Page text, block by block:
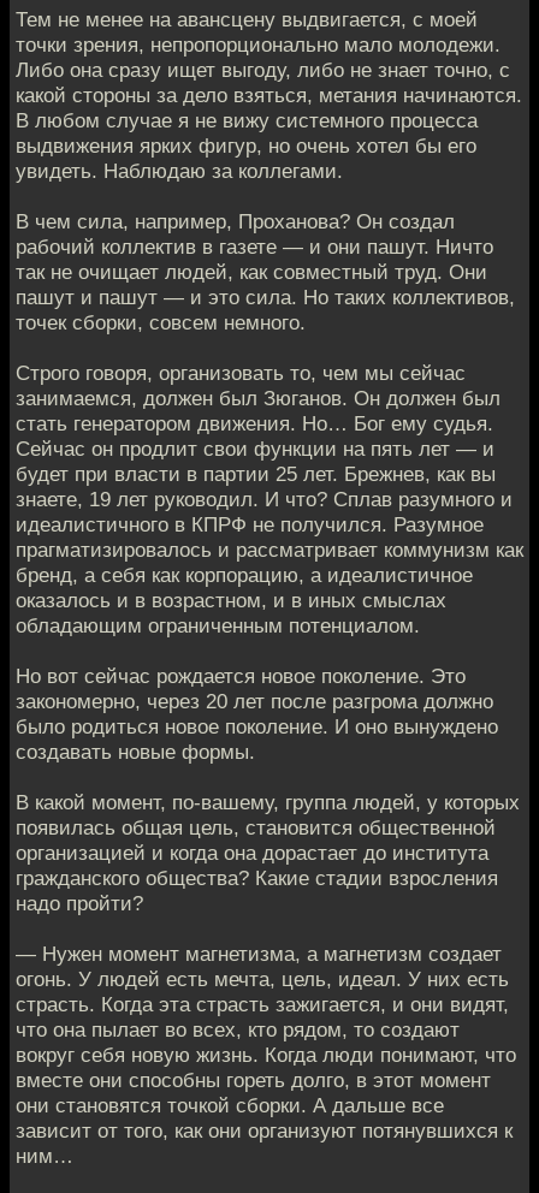
Тем не менее на авансцену выдвигается, с моей
точки зрения, непропорционально мало молодежи.
Либо она сразу ищет выгоду, либо не знает точно, с
какой стороны за дело взяться, метания начинаются.
В любом случае я не вижу системного процесса
выдвижения ярких фигур, но очень хотел бы его
увидеть. Наблюдаю за коллегами.
В чем сила, например, Проханова? Он создал
рабочий коллектив в газете — и они пашут. Ничто
так не очищает людей, как совместный труд. Они
пашут и пашут — и это сила. Но таких коллективов,
точек сборки, совсем немного.
Строго говоря, организовать то, чем мы сейчас
занимаемся, должен был Зюганов. Он должен был
стать генератором движения. Но… Бог ему судья.
Сейчас он продлит свои функции на пять лет — и
будет при власти в партии 25 лет. Брежнев, как вы
знаете, 19 лет руководил. И что? Сплав разумного и
идеалистичного в КПРФ не получился. Разумное
прагматизировалось и рассматривает коммунизм как
бренд, а себя как корпорацию, а идеалистичное
оказалось и в возрастном, и в иных смыслах
обладающим ограниченным потенциалом.
Но вот сейчас рождается новое поколение. Это
закономерно, через 20 лет после разгрома должно
было родиться новое поколение. И оно вынуждено
создавать новые формы.
В какой момент, по-вашему, группа людей, у которых
появилась общая цель, становится общественной
организацией и когда она дорастает до института
гражданского общества? Какие стадии взросления
надо пройти?
— Нужен момент магнетизма, а магнетизм создает
огонь. У людей есть мечта, цель, идеал. У них есть
страсть. Когда эта страсть зажигается, и они видят,
что она пылает во всех, кто рядом, то создают
вокруг себя новую жизнь. Когда люди понимают, что
вместе они способны гореть долго, в этот момент
они становятся точкой сборки. А дальше все
зависит от того, как они организуют потянувшихся к
ним…